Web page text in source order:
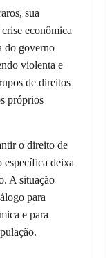
sua
econômica
do governo
violenta e
de direitos
próprios
o direito de
específica deixa
A situação
para
e para